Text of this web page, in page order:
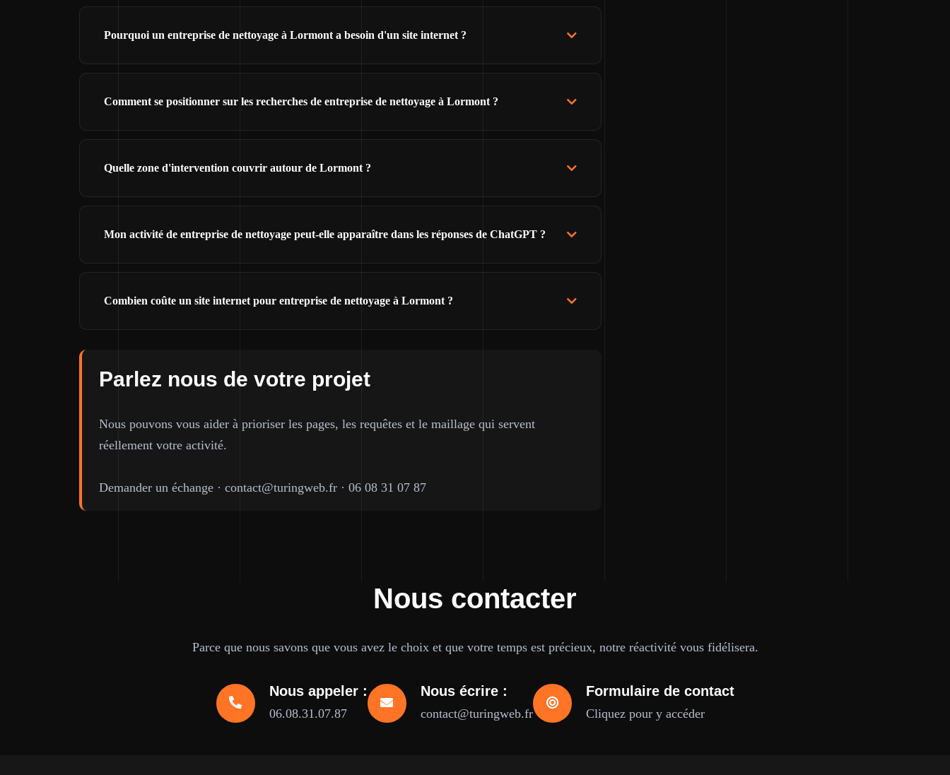
Pourquoi un entreprise de nettoyage à Lormont a besoin d'un site internet ?
Comment se positionner sur les recherches de entreprise de nettoyage à Lormont ?
Quelle zone d'intervention couvrir autour de Lormont ?
Mon activité de entreprise de nettoyage peut-elle apparaître dans les réponses de ChatGPT ?
Combien coûte un site internet pour entreprise de nettoyage à Lormont ?
Parlez nous de votre projet
Nous pouvons vous aider à prioriser les pages, les requêtes et le maillage qui servent
réellement votre activité.
Demander un échange · contact@turingweb.fr · 06 08 31 07 87
Nous contacter
Parce que nous savons que vous avez le choix et que votre temps est précieux, notre réactivité vous fidélisera.
Nous appeler :
06.08.31.07.87
Nous écrire :
contact@turingweb.fr
Formulaire de contact
Cliquez pour y accéder